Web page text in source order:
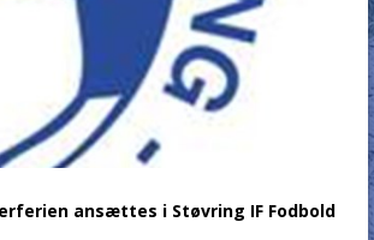
ansættes i Støvring IF Fodbold